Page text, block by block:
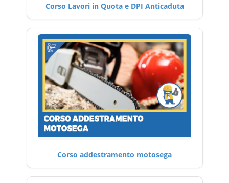
Corso Lavori in Quota e DPI Anticaduta
Corso addestramento motosega